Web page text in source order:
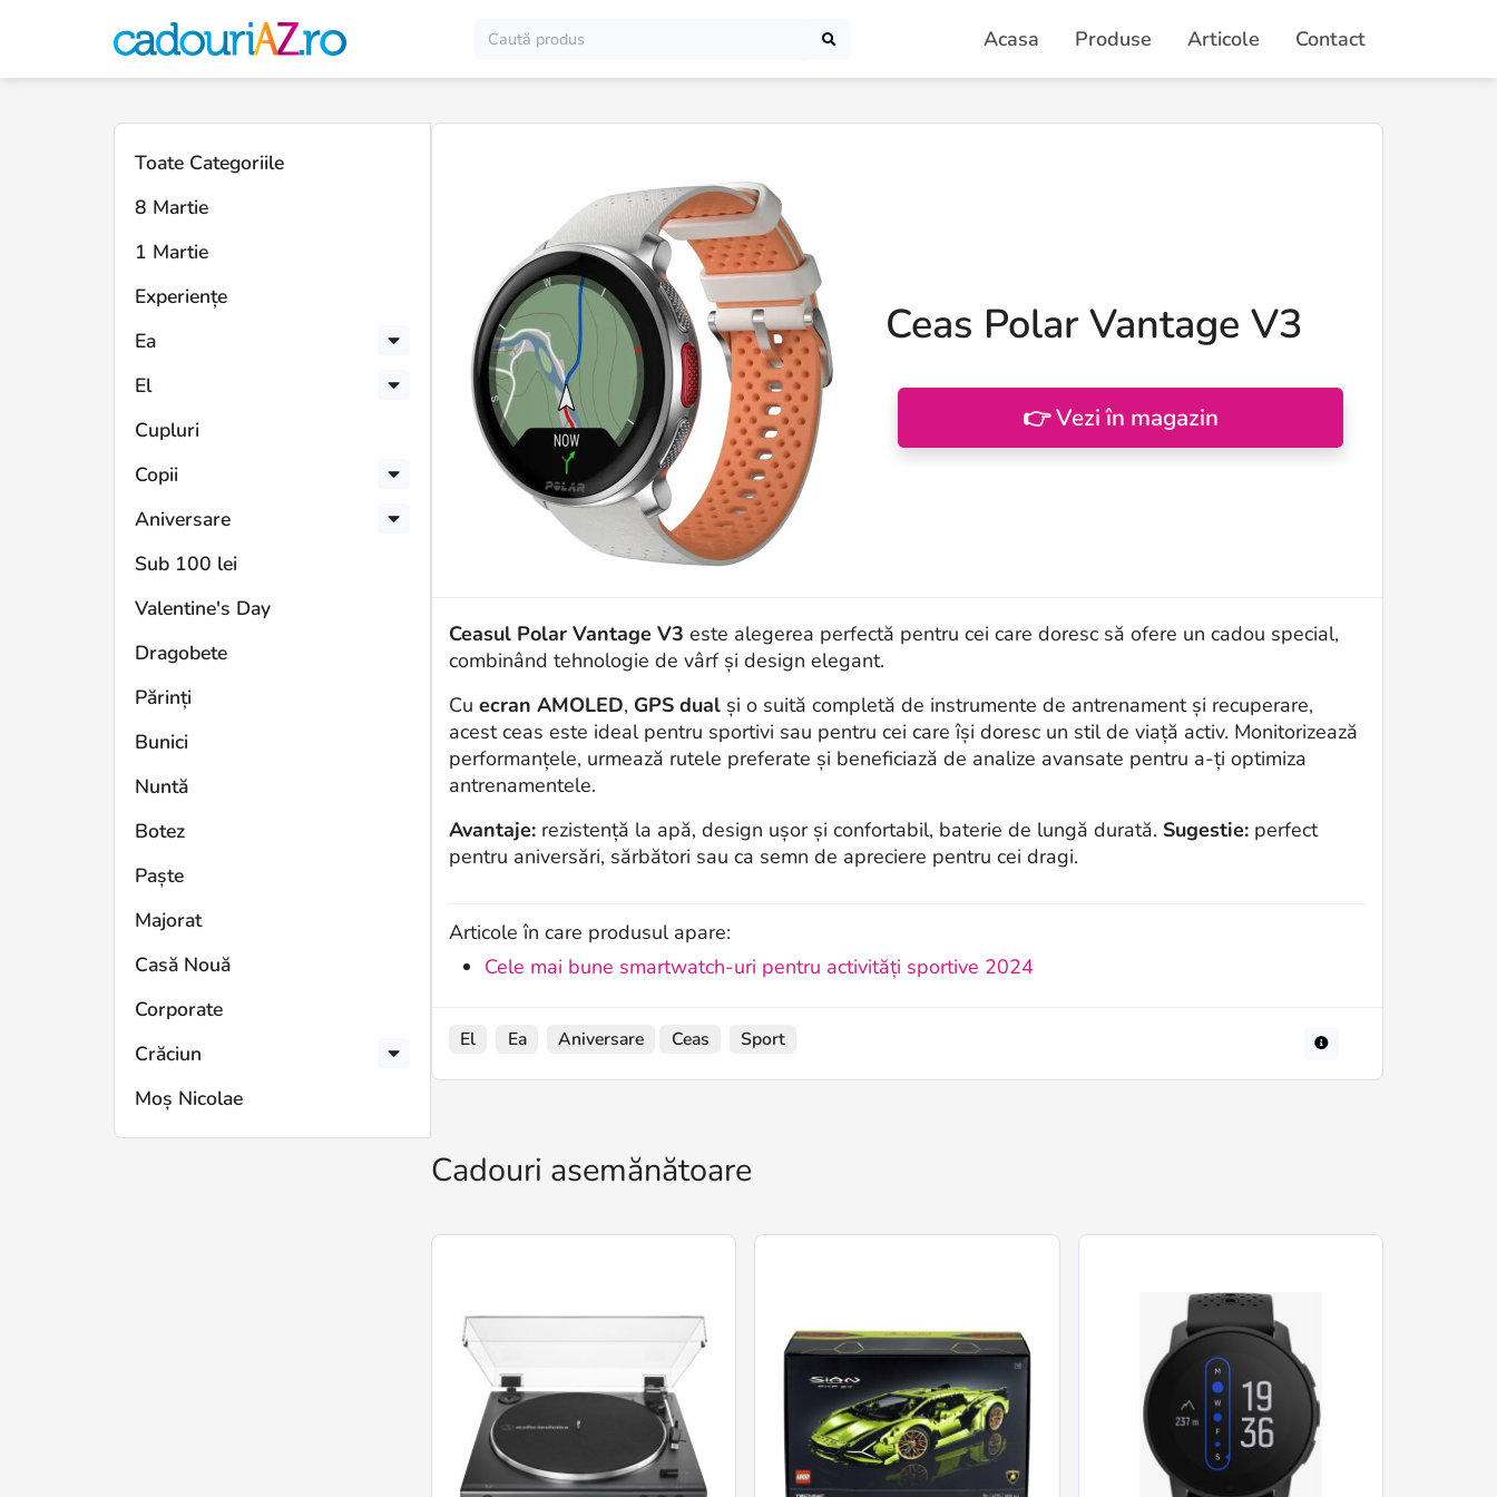
Acasa Produse Articole Contact
Toate Categoriile
8 Martie
1 Martie
Experiențe
Ea
El
Cupluri
Copii
Aniversare
Sub 100 lei
Valentine's Day
Dragobete
Părinți
Bunici
Nuntă
Botez
Paște
Majorat
Casă Nouă
Corporate
Crăciun
Moș Nicolae
Ceas Polar Vantage V3
👉 Vezi în magazin
Ceasul Polar Vantage V3 este alegerea perfectă pentru cei care doresc să ofere un cadou special,
combinând tehnologie de vârf și design elegant.
Cu ecran AMOLED, GPS dual și o suită completă de instrumente de antrenament și recuperare,
acest ceas este ideal pentru sportivi sau pentru cei care își doresc un stil de viață activ. Monitorizează
performanțele, urmează rutele preferate și beneficiază de analize avansate pentru a-ți optimiza
antrenamentele.
Avantaje: rezistență la apă, design ușor și confortabil, baterie de lungă durată. Sugestie: perfect
pentru aniversări, sărbători sau ca semn de apreciere pentru cei dragi.
Articole în care produsul apare:
Cele mai bune smartwatch-uri pentru activități sportive 2024
El Ea Aniversare Ceas Sport
Cadouri asemănătoare